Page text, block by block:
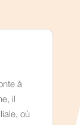
à
il
où